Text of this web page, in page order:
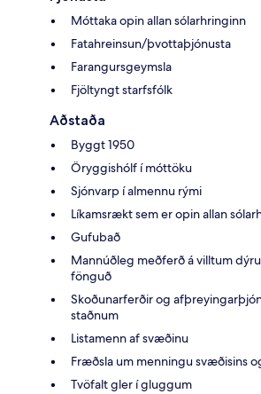
Móttaka opin allan sólarhringinn
Fatahreinsun/þvottaþjónusta
Farangursgeymsla
Fjöltyngt starfsfólk
Aðstaða
Byggt 1950
Öryggishólf í móttöku
Sjónvarp í almennu rými
Líkamsrækt sem er opin allan
Gufubað
Mannúðleg meðferð á villtum
fönguð
Skoðunarferðir og
staðnum
Listamenn af svæðinu
Fræðsla um menningu svæðisins
Tvöfalt gler í gluggum